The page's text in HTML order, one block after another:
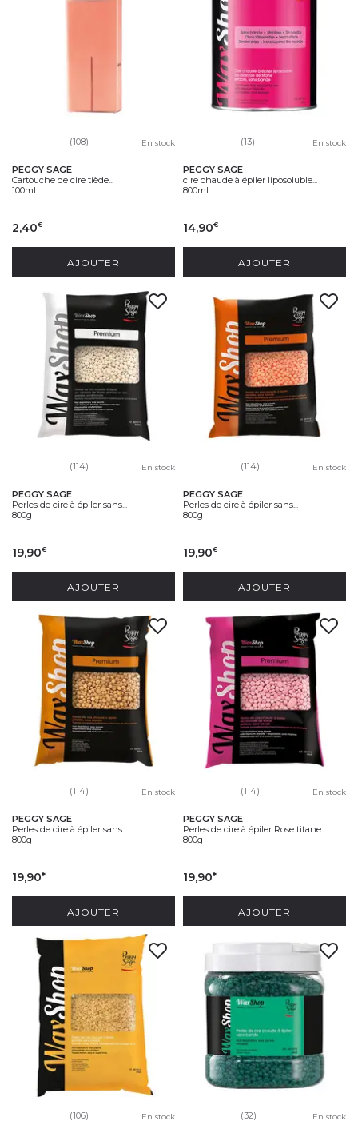
(108) En stock
PEGGY SAGE
Cartouche de cire tiède...
100ml
2,40€
AJOUTER
(13) En stock
PEGGY SAGE
cire chaude à épiler liposoluble...
800ml
14,90€
AJOUTER
(114) En stock
PEGGY SAGE
Perles de cire à épiler sans...
800g
19,90€
AJOUTER
(114) En stock
PEGGY SAGE
Perles de cire à épiler sans...
800g
19,90€
AJOUTER
(114) En stock
PEGGY SAGE
Perles de cire à épiler sans...
800g
19,90€
AJOUTER
(114) En stock
PEGGY SAGE
Perles de cire à épiler Rose titane
800g
19,90€
AJOUTER
(106) En stock (32) En stock